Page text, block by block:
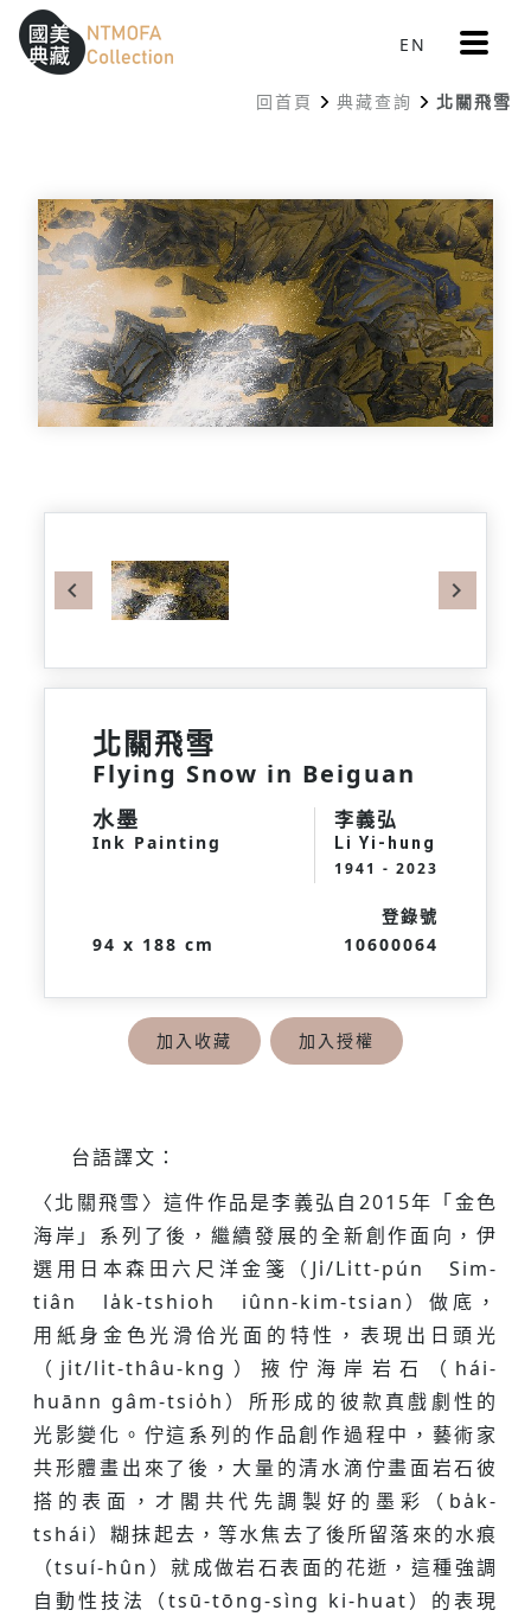
跳到中間主要內容區
網站導覽
::: EN 更
多
單
回首頁 典藏查詢 北關飛雪
Previous
北關飛雪
Flying Snow in Beiguan
水墨
Ink Painting
李義弘
Li Yi-hung
1941 - 2023
94 x 188 cm
登錄號
10600064
加入收藏 加入授權
台語譯文：
〈北關飛雪〉這件作品是李義弘自2015年「金色
海岸」系列了後，繼續發展的全新創作面向，伊
選用日本森田六尺洋金箋（Ji̍/Li̍tt-pún Sim-
tiân la̍k-tshioh iûnn-kim-tsian）做底，
用紙身金色光滑佮光面的特性，表現出日頭光
（ji̍t/li̍t-thâu-kng）掖佇海岸岩石（hái-
huānn gâm-tsio̍h）所形成的彼款真戲劇性的
光影變化。佇這系列的作品創作過程中，藝術家
共形體畫出來了後，大量的清水滴佇畫面岩石彼
搭的表面，才閣共代先調製好的墨彩（ba̍k-
tshái）糊抹起去，等水焦去了後所留落來的水痕
（tsuí-hûn）就成做岩石表面的花逝，這種強調
自動性技法（tsū-tōng-sìng ki-huat）的表現